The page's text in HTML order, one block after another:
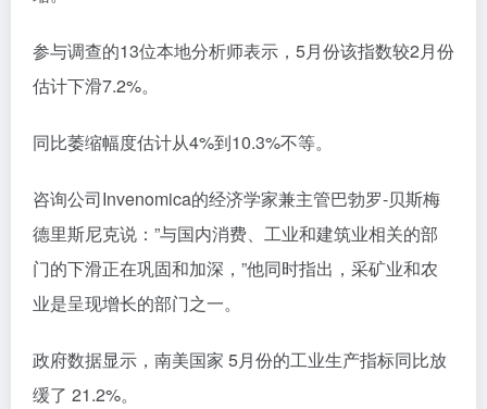
参与调查的13位本地分析师表示，5月份该指数较2月份
估计下滑7.2%。
同比萎缩幅度估计从4%到10.3%不等。
咨询公司Invenomica的经济学家兼主管巴勃罗-贝斯梅
德里斯尼克说：”与国内消费、工业和建筑业相关的部
门的下滑正在巩固和加深，”他同时指出，采矿业和农
业是呈现增长的部门之一。
政府数据显示，南美国家 5月份的工业生产指标同比放
缓了 21.2%。